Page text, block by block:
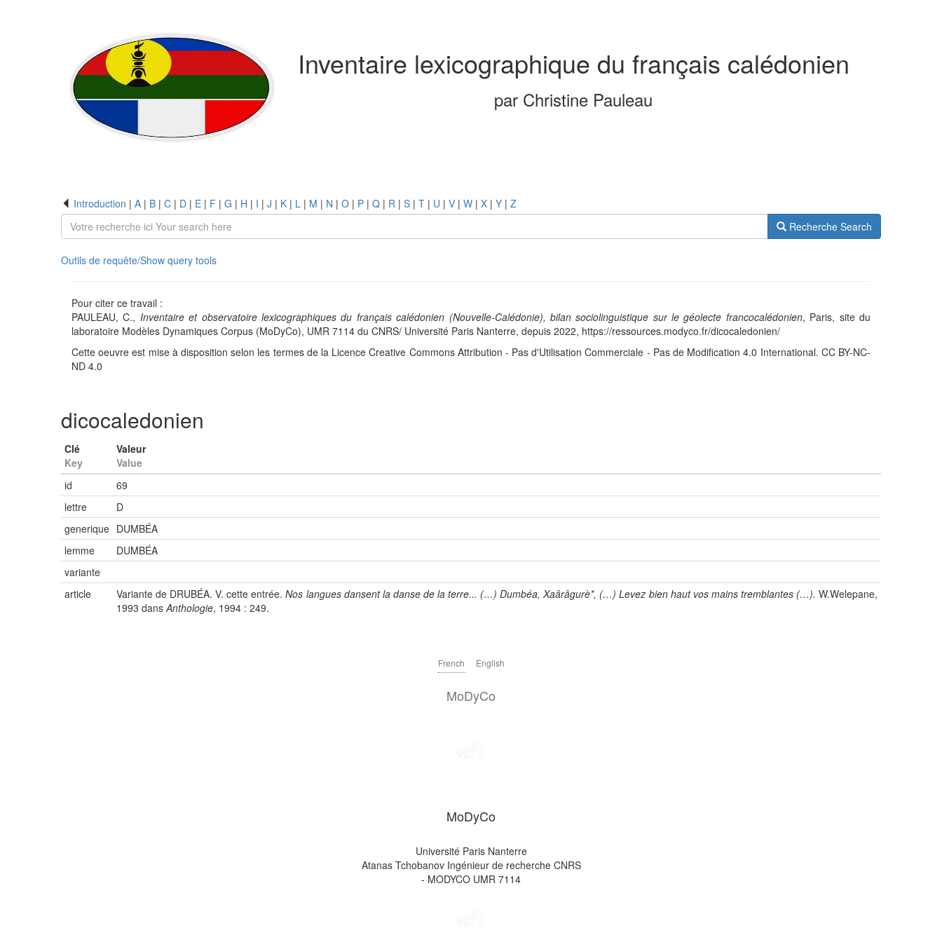
Inventaire lexicographique du français calédonien
par Christine Pauleau
Introduction | A | B | C | D | E | F | G | H | I | J | K | L | M | N | O | P | Q | R | S | T | U | V | W | X | Y | Z
Recherche Search
Outils de requête/Show query tools
Pour citer ce travail :
PAULEAU, C., Inventaire et observatoire lexicographiques du français calédonien (Nouvelle-Calédonie), bilan sociolinguistique sur le géolecte francocalédonien, Paris, site du
laboratoire Modèles Dynamiques Corpus (MoDyCo), UMR 7114 du CNRS/ Université Paris Nanterre, depuis 2022, https://ressources.modyco.fr/dicocaledonien/
Cette oeuvre est mise à disposition selon les termes de la Licence Creative Commons Attribution - Pas d'Utilisation Commerciale - Pas de Modification 4.0 International. CC BY-NC-
ND 4.0
dicocaledonien
Clé
Key
Valeur
Value
id
69
lettre
D
generique DUMBÉA
lemme
DUMBÉA
variante
article
Variante de DRUBÉA. V. cette entrée.Nos langues dansent la danse de la terre... (…) Dumbéa, Xaârâgurè*, (…) Levez bien haut vos mains tremblantes (…). W.Welepane,
1993 dansAnthologie, 1994 : 249.
French English
MoDyCo
MoDyCo
Université Paris Nanterre
Atanas Tchobanov Ingénieur de recherche CNRS
- MODYCO UMR 7114